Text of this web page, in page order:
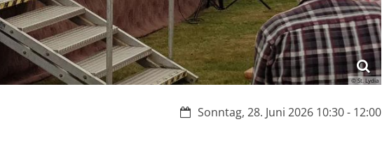
© St. Lydia
Datum:Sonntag, 28. Juni 2026 10:30 - 12:00